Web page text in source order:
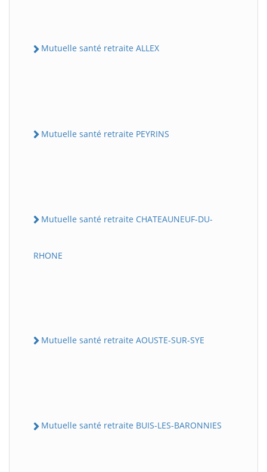
Mutuelle santé retraite ALLEX
Mutuelle santé retraite PEYRINS
Mutuelle santé retraite CHATEAUNEUF-DU-
RHONE
Mutuelle santé retraite AOUSTE-SUR-SYE
Mutuelle santé retraite BUIS-LES-BARONNIES